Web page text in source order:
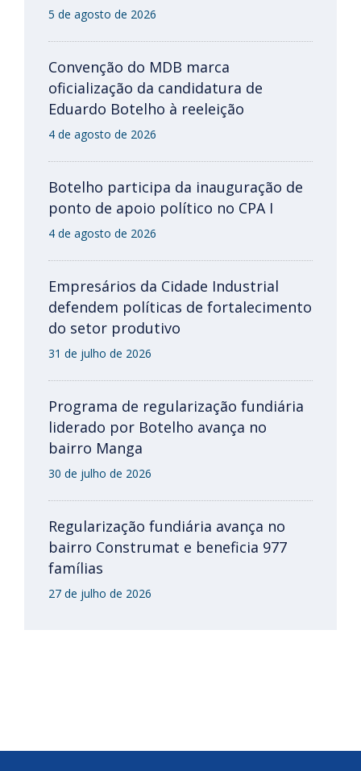
5 de agosto de 2026
Convenção do MDB marca
oficialização da candidatura de
Eduardo Botelho à reeleição
4 de agosto de 2026
Botelho participa da inauguração de
ponto de apoio político no CPA I
4 de agosto de 2026
Empresários da Cidade Industrial
defendem políticas de fortalecimento
do setor produtivo
31 de julho de 2026
Programa de regularização fundiária
liderado por Botelho avança no
bairro Manga
30 de julho de 2026
Regularização fundiária avança no
bairro Construmat e beneficia 977
famílias
27 de julho de 2026